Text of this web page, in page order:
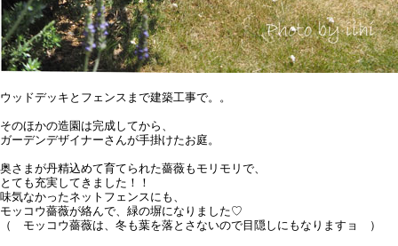
ウッドデッキとフェンスまで建築工事で。。
そのほかの造園は完成してから、
ガーデンデザイナーさんが手掛けたお庭。
奥さまが丹精込めて育てられた薔薇もモリモリで、
とても充実してきました！！
味気なかったネットフェンスにも、
モッコウ薔薇が絡んで、緑の塀になりました♡
（ モッコウ薔薇は、冬も葉を落とさないので目隠しにもなりますョ ）